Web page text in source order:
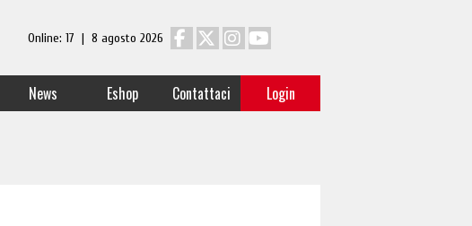
Online: 17 | 8 agosto 2026
News Eshop Contattaci Login